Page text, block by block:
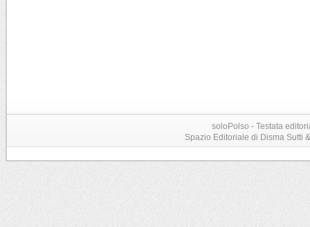
soloPolso - Testata
Spazio Editoriale di Disma Sutti